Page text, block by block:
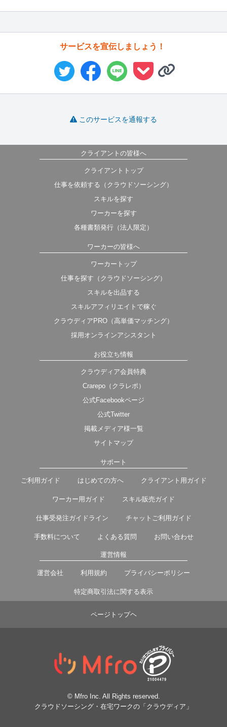
サービスを宣伝しましょう！
このサービスを通報する
クライアントの皆様へ
クライアントトップ
仕事を依頼する（クラウドソーシング）
スキルを探す
ワーカーを探す
各種書類発行（法人限定）
ワーカーの皆様へ
ワーカートップ
仕事を探す（クラウドソーシング）
スキルを出品する
スキルアフィリエイトで稼ぐ
クラウディアPRO（高単価マッチング）
採用オンラインアシスタント
お役立ち情報
クラウディア会員特典
Crarepo（クラレポ）
公式Facebookページ
公式Twitter
掲載メディア様一覧
サイトマップ
サポート
ご利用ガイド はじめての方へ クライアント用ガイド
ワーカー用ガイド スキル販売ガイド
仕事受発注ガイドライン チャットご利用ガイド
手数料について よくある質問 お問い合わせ
運営情報
運営会社 利用規約 プライバシーポリシー
特定商取引法に関する表示
ページトップヘ
© Mfro Inc. All Rights reserved.
クラウドソーシング・在宅ワークの「クラウディア」